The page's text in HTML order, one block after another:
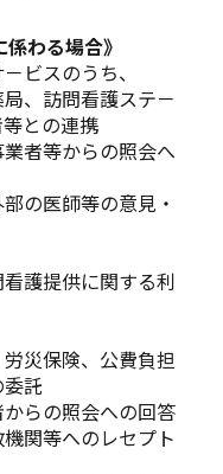
わる場合》
ビスのうち、
、訪問看護ステ－
との連携
者等からの照会へ
の医師等の意見・
護提供に関する利
災保険、公費負担
託
らの照会への回答
関等へのレセプト